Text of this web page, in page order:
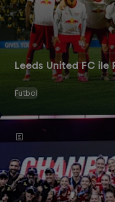
Leeds United FC ile
Futbol